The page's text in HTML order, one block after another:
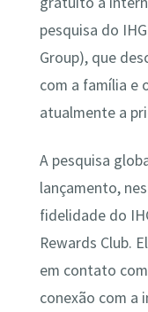
pesquisa do
Group), que
com a família e
atualmente a
A pesquisa
lançamento,
fidelidade do
Rewards Club.
em contato
conexão com a